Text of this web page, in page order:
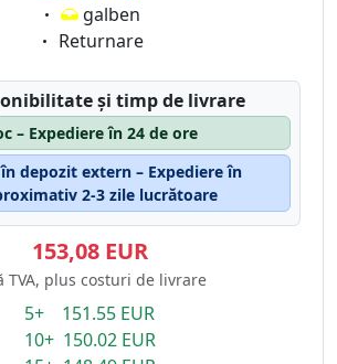
Eigenschaft:
galben
Eigenschaft:
Returnare
și timp de livrare
– Expediere în 24 de ore
depozit extern – Expediere în
2-3 zile lucrătoare
153,08 EUR
TVA, plus costuri de livrare
5+ 151.55 EUR
10+ 150.02 EUR